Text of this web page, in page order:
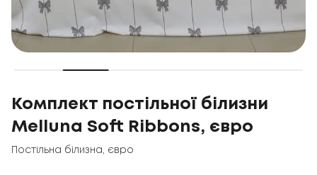
Комплект постільної білизни
Melluna Soft Ribbons, євро
Постільна білизна євро